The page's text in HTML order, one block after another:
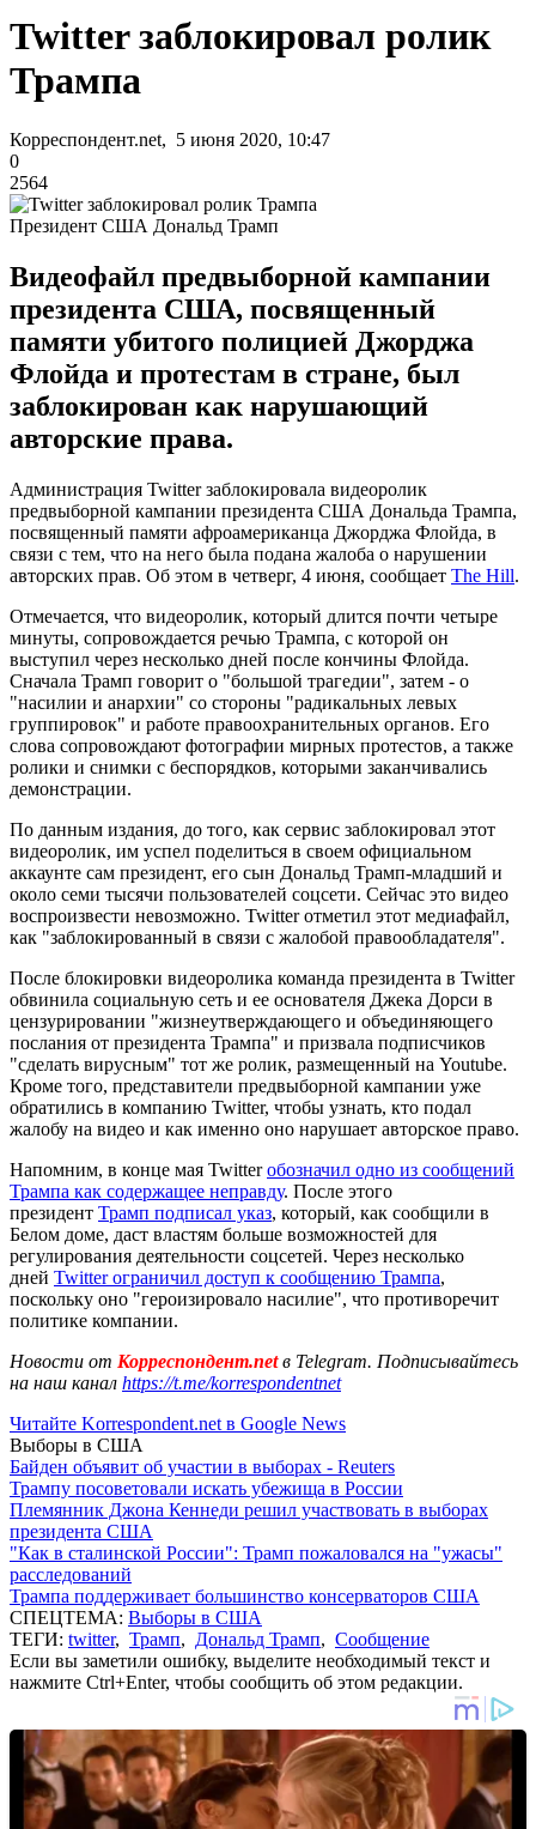
Twitter заблокировал ролик
Трампа
Корреспондент.net, 5 июня 2020, 10:47
0
2564
Президент США Дональд Трамп
Видеофайл предвыборной кампании
президента США, посвященный
памяти убитого полицией Джорджа
Флойда и протестам в стране, был
заблокирован как нарушающий
авторские права.
Администрация Twitter заблокировала видеоролик
предвыборной кампании президента США Дональда Трампа,
посвященный памяти афроамериканца Джорджа Флойда, в
связи с тем, что на него была подана жалоба о нарушении
авторских прав. Об этом в четверг, 4 июня, сообщает The Hill.
Отмечается, что видеоролик, который длится почти четыре
минуты, сопровождается речью Трампа, с которой он
выступил через несколько дней после кончины Флойда.
Сначала Трамп говорит о "большой трагедии", затем - о
"насилии и анархии" со стороны "радикальных левых
группировок" и работе правоохранительных органов. Его
слова сопровождают фотографии мирных протестов, а также
ролики и снимки с беспорядков, которыми заканчивались
демонстрации.
По данным издания, до того, как сервис заблокировал этот
видеоролик, им успел поделиться в своем официальном
аккаунте сам президент, его сын Дональд Трамп-младший и
около семи тысячи пользователей соцсети. Сейчас это видео
воспроизвести невозможно. Twitter отметил этот медиафайл,
как "заблокированный в связи с жалобой правообладателя".
После блокировки видеоролика команда президента в Twitter
обвинила социальную сеть и ее основателя Джека Дорси в
цензурировании "жизнеутверждающего и объединяющего
послания от президента Трампа" и призвала подписчиков
"сделать вирусным" тот же ролик, размещенный на Youtube.
Кроме того, представители предвыборной кампании уже
обратились в компанию Twitter, чтобы узнать, кто подал
жалобу на видео и как именно оно нарушает авторское право.
Напомним, в конце мая Twitterобозначил одно из сообщений
Трампа как содержащее неправду. После этого
президент Трамп подписал указ, который, как сообщили в
Белом доме, даст властям больше возможностей для
регулирования деятельности соцсетей. Через несколько
дней Twitter ограничил доступ к сообщению Трампа,
поскольку оно "героизировало насилие", что противоречит
политике компании.
Новости от Корреспондент.netв Telegram. Подписывайтесь
на наш канал https://t.me/korrespondentnet
Читайте Korrespondent.net в Google News
Выборы в США
Байден объявит об участии в выборах - Reuters
Трампу посоветовали искать убежища в России
Племянник Джона Кеннеди решил участвовать в выборах
президента США
"Как в сталинской России": Трамп пожаловался на "ужасы"
расследований
Трампа поддерживает большинство консерваторов США
СПЕЦТЕМА: Выборы в США
ТЕГИ: twitter, Трамп, Дональд Трамп, Сообщение
Если вы заметили ошибку, выделите необходимый текст и
нажмите Ctrl+Enter, чтобы сообщить об этом редакции.